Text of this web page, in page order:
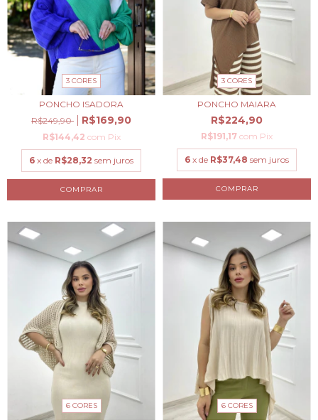
3 CORES
PONCHO ISADORA
R$249,90
R$169,90
R$144,42 com Pix
6 x de R$28,32 sem juros
COMPRAR
3 CORES
PONCHO MAIARA
R$224,90
R$191,17 com Pix
6 x de R$37,48 sem juros
COMPRAR
6 CORES 6 CORES